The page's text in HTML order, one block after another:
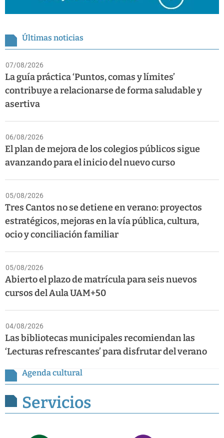
Últimas noticias
07/08/2026
La guía práctica ‘Puntos, comas y límites’
contribuye a relacionarse de forma saludable y
asertiva
06/08/2026
El plan de mejora de los colegios públicos sigue
avanzando para el inicio del nuevo curso
05/08/2026
Tres Cantos no se detiene en verano: proyectos
estratégicos, mejoras en la vía pública, cultura,
ocio y conciliación familiar
05/08/2026
Abierto el plazo de matrícula para seis nuevos
cursos del Aula UAM+50
04/08/2026
Las bibliotecas municipales recomiendan las
‘Lecturas refrescantes’ para disfrutar del verano
Agenda cultural
Servicios